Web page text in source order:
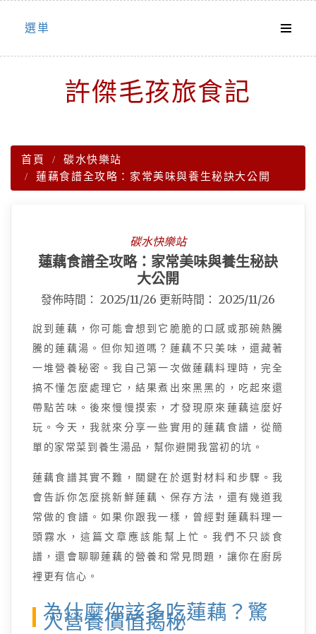
Skip
選単
許傑毛孩旅食記
首頁
碳水快樂站
蓮藕食譜全攻略：家常美味與養生秘訣大公開
碳水快樂站
蓮藕食譜全攻略：家常美味與養生秘訣
大公開
發佈時間： 2025/11/26 更新時間： 2025/11/26
說到蓮藕，你可能會想到它脆脆的口感或那碗熱騰
騰的蓮藕湯。但你知道嗎？蓮藕不只美味，還藏著
一堆營養秘密。我自己第一次做蓮藕料理時，完全
搞不懂怎麼處理它，結果煮出來黑黑的，吃起來還
帶點苦味。後來慢慢摸索，才發現原來蓮藕這麼好
玩。今天，我就來分享一些實用的蓮藕食譜，從簡
單的家常菜到養生湯品，幫你避開我當初的坑。
蓮藕食譜其實不難，關鍵在於選對材料和步驟。我
會告訴你怎麼挑新鮮蓮藕、保存方法，還有幾道我
常做的食譜。如果你跟我一樣，曾經對蓮藕料理一
頭霧水，這篇文章應該能幫上忙。我們不只談食
譜，還會聊聊蓮藕的營養和常見問題，讓你在廚房
裡更有信心。
為什麼你該多吃蓮藕？驚
人營養價值揭秘